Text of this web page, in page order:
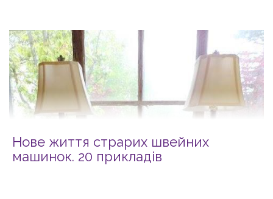
Нове життя страрих швейних
машинок. 20 прикладів